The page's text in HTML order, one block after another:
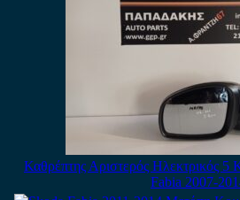
Καθρέπτης Αριστερός Ηλεκτρικός
Fabia 2007-